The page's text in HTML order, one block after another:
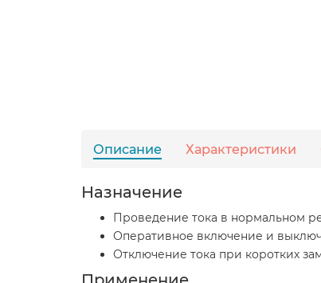
Описание Характеристики
Назначение
Проведение тока в нормальном
Оперативное включение и
Отключение тока при коротких